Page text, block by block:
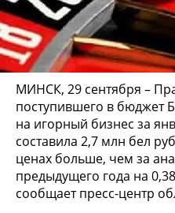
МИНСК, 29 сентября –
поступившего в бюджет
на игорный бизнес за
составила 2,7 млн бел
ценах больше, чем за
предыдущего года на
сообщает пресс-центр